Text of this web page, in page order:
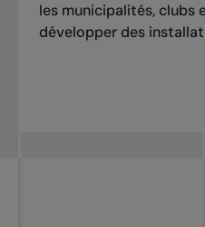
les municipalités, clubs
développer des